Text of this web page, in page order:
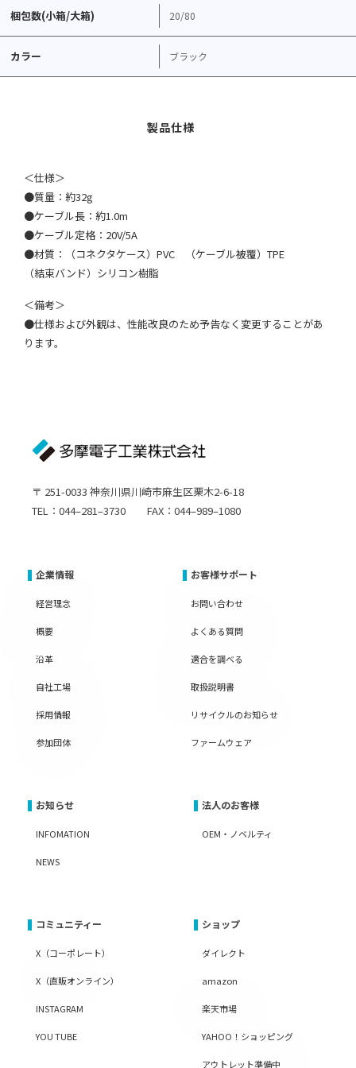
梱包数(小箱/大箱) 20/80
カラー ブラック
＜仕様＞
●質量：約32g
●ケーブル長：約1.0m
●ケーブル定格：20V/5A
●材質：（コネクタケース）PVC （ケーブル被覆）TPE
（結束バンド）シリコン樹脂
＜備考＞
●仕様および外観は、性能改良のため予告なく変更することがあ
ります。
〒 251-0033 神奈川県川崎市麻生区栗木2-6-18
TEL：044–281–3730 FAX：044–989–1080
企業情報
経営理念
概要
沿革
自社工場
採用情報
参加団体
お客様サポート
お問い合わせ
よくある質問
適合を調べる
取扱説明書
リサイクルのお知らせ
ファームウェア
お知らせ
INFOMATION
NEWS
法人のお客様
OEM・ノベルティ
コミュニティー
X（コーポレート）
X（直販オンライン）
INSTAGRAM
YOU TUBE
ショップ
ダイレクト
amazon
楽天市場
YAHOO！ショッピング
アウトレット準備中